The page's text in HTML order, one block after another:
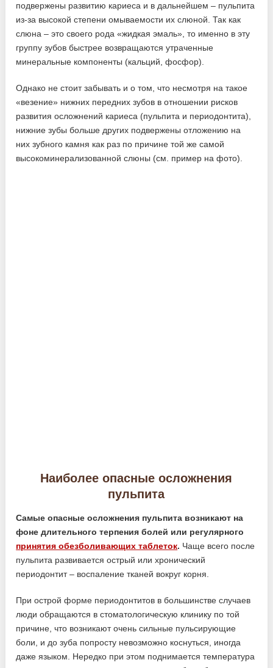
подвержены развитию кариеса и в дальнейшем – пульпита
из-за высокой степени омываемости их слюной. Так как
слюна – это своего рода «жидкая эмаль», то именно в эту
группу зубов быстрее возвращаются утраченные
минеральные компоненты (кальций, фосфор).
Однако не стоит забывать и о том, что несмотря на такое
«везение» нижних передних зубов в отношении рисков
развития осложнений кариеса (пульпита и периодонтита),
нижние зубы больше других подвержены отложению на
них зубного камня как раз по причине той же самой
высокоминерализованной слюны (см. пример на фото).
Наиболее опасные осложнения
пульпита
Самые опасные осложнения пульпита возникают на
фоне длительного терпения болей или регулярного
принятия обезболивающих таблеток. Чаще всего после
пульпита развивается острый или хронический
периодонтит – воспаление тканей вокруг корня.
При острой форме периодонтитов в большинстве случаев
люди обращаются в стоматологическую клинику по той
причине, что возникают очень сильные пульсирующие
боли, и до зуба попросту невозможно коснуться, иногда
даже языком. Нередко при этом поднимается температура